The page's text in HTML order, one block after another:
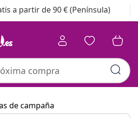
a partir de 90 € (Península)
de campaña